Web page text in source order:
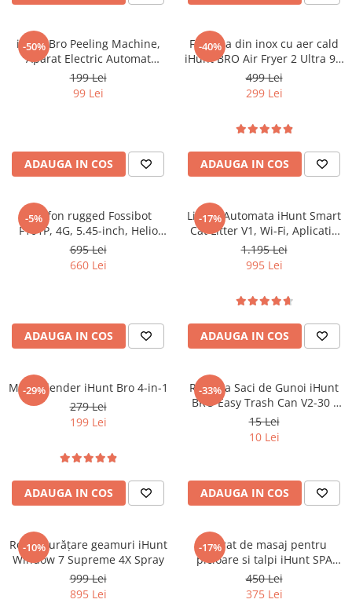
Casti Audio Blackview
Produse Fossibot
Telefoane Mobile Fossibot
Tablete Fossibot
Produse Oukitel
ENERGIE
Gift Card EV
STATII DE INCARCARE EV
Stații de Încărcare Rezidențiale /
Stații de Încărcare Comerciale /
-50%
iHunt Bro Peeling Machine,
Aparat Electric Automat
pentru Decojit Fructe și
Legume, 6 Lame Inox, 50W,
199 Lei
99 Lei
ADAUGA IN COS
-40%
Friteuza din inox cu aer cald
iHunt BRO Air Fryer 2 Ultra 9L,
2200W, Dublă încălzire,
Temperatura reglabila 80-200
499 Lei
299 Lei
ADAUGA IN COS
-5%
Telefon rugged Fossibot
F101P, 4G, 5.45-inch, Helio
P22, 4GB RAM, 64GB,
10600mAh, Android 13, Red
695 Lei
660 Lei
ADAUGA IN COS
-17%
Litiera Automata iHunt Smart
Cat Litter V1, Wi-Fi, Aplicatie
Smart
1.195 Lei
995 Lei
ADAUGA IN COS
-29%
Multi Blender iHunt Bro 4-in-1
279 Lei
199 Lei
ADAUGA IN COS
-33%
Rezerva Saci de Gunoi iHunt
BRO Easy Trash Can V2-30 /
S140, Lungime 8m, 1 Bucata
15 Lei
10 Lei
ADAUGA IN COS
-10%
Robot curățare geamuri iHunt
Window 7 Supreme 4X Spray
999 Lei
895 Lei
-17%
Aparat de masaj pentru
picioare si talpi iHunt SPA
FootRelax AirHeat,
Reflexoterapie, Compresie cu
450 Lei
375 Lei